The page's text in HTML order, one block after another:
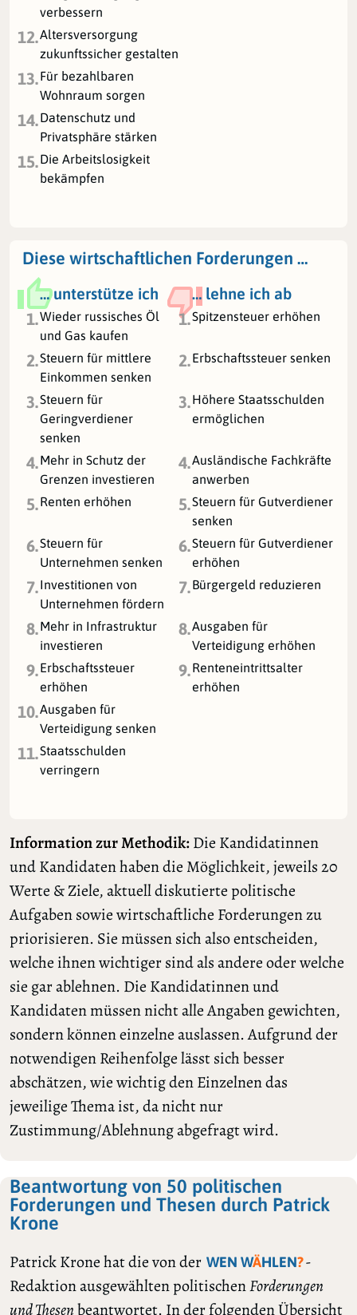
verbessern
12.Altersversorgung
zukunftssicher gestalten
13.Für bezahlbaren
Wohnraum sorgen
14.Datenschutz und
Privatsphäre stärken
15.Die Arbeitslosigkeit
bekämpfen
Diese wirtschaftlichen Forderungen …
… unterstütze ich
… lehne ich ab
1.Wieder russisches Öl
und Gas kaufen
1.Spitzensteuer erhöhen
2.Steuern für mittlere
Einkommen senken
2.Erbschaftssteuer senken
3.Steuern für
Geringverdiener
senken
3.Höhere Staatsschulden
ermöglichen
4.Mehr in Schutz der
Grenzen investieren
4.Ausländische Fachkräfte
anwerben
5.Renten erhöhen 5.Steuern für Gutverdiener
senken
6.Steuern für
Unternehmen senken
6.Steuern für Gutverdiener
erhöhen
7.Investitionen von
Unternehmen fördern
7.Bürgergeld reduzieren
8.Mehr in Infrastruktur
investieren
8.Ausgaben für
Verteidigung erhöhen
9.Erbschaftssteuer
erhöhen
9.Renteneintrittsalter
erhöhen
10.Ausgaben für
Verteidigung senken
11.Staatsschulden
verringern
Information zur Methodik:Die Kandidatinnen
und Kandidaten haben die Möglichkeit, jeweils 20
Werte & Ziele, aktuell diskutierte politische
Aufgaben sowie wirtschaftliche Forderungen zu
priorisieren. Sie müssen sich also entscheiden,
welche ihnen wichtiger sind als andere oder welche
sie gar ablehnen. Die Kandidatinnen und
Kandidaten müssen nicht alle Angaben gewichten,
sondern können einzelne auslassen. Aufgrund der
notwendigen Reihenfolge lässt sich besser
abschätzen, wie wichtig den Einzelnen das
jeweilige Thema ist, da nicht nur
Zustimmung/Ablehnung abgefragt wird.
Beantwortung von 50 politischen
Forderungen und Thesen durch Patrick
Krone
Patrick Krone hat die von der WEN WÄHLEN?-
Redaktion ausgewählten politischenForderungen
und Thesenbeantwortet. In der folgenden Übersicht